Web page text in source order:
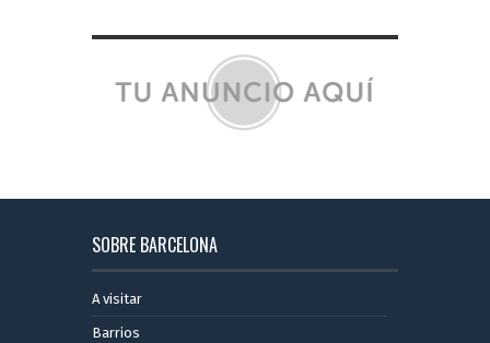
SOBRE BARCELONA
A visitar
Barrios